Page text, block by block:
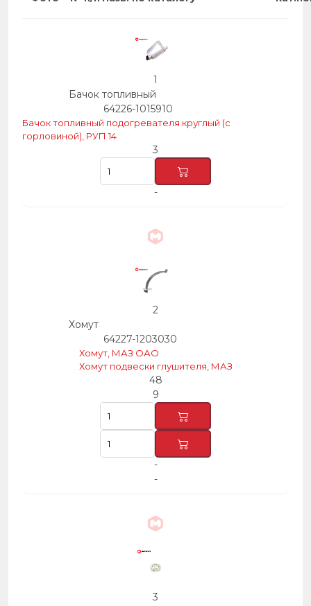
1
Бачок топливный
64226-1015910
Бачок топливный подогревателя круглый (с
горловиной), РУП 14
3
-
2
Хомут
64227-1203030
Хомут, МАЗ ОАО
Хомут подвески глушителя, МАЗ
48
9
-
-
3